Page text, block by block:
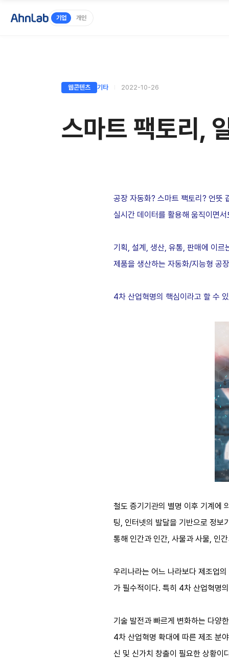
기업 개인
웹콘텐츠 기타 2022-10-26
스마트 팩토리,
공장 자동화? 스마트 팩토리? 언뜻
실시간 데이터를 활용해 움직이면
기획, 설계, 생산, 유통, 판매에 이
제품을 생산하는 자동화/지능형 공
4차 산업혁명의 핵심이라고 할 수
철도 증기기관의 별명 이후 기계에
팅, 인터넷의 발달을 기반으로 정
통해 인간과 인간, 사물과 사물, 인
우리나라는 어느 나라보다 제조업
가 필수적이다. 특히 4차 산업혁명
기술 발전과 빠르게 변화하는 다양
4차 산업혁명 확대에 따른 제조 분
신 및 신가치 창출이 필요한 상황이